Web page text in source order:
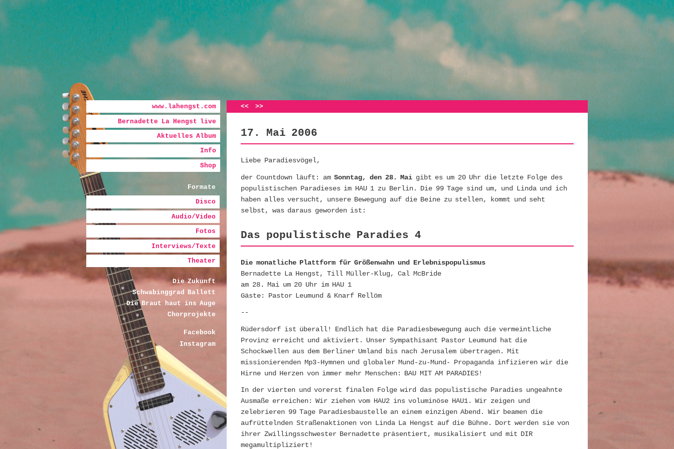
Bernadette
La Hengst
Zum Inhalt wechseln
Zum sekundären Inhalt wechseln
www.lahengst.com
Bernadette La Hengst live
Aktuelles Album
Info
Shop
Formate
Disco
Audio/Video
Fotos
Interviews/Texte
Theater
Die Zukunft
Schwabinggrad Ballett
Die Braut haut ins Auge
Chorprojekte
Facebook
Instagram
Artikelnavigation
<< >>
17. Mai 2006
Liebe Paradiesvögel,
der Countdown läuft: amSonntag, den 28. Mai gibt es um 20 Uhr die letzte Folge des
populistischen Paradieses im HAU 1 zu Berlin. Die 99 Tage sind um, und Linda und ich
haben alles versucht, unsere Bewegung auf die Beine zu stellen, kommt und seht
selbst, was daraus geworden ist:
Das populistische Paradies 4
Die monatliche Plattform für Größenwahn und Erlebnispopulismus
Bernadette La Hengst, Till Müller-Klug, Cal McBride
am 28. Mai um 20 Uhr im HAU 1
Gäste: Pastor Leumund & Knarf Rellöm
--
Rüdersdorf ist überall! Endlich hat die Paradiesbewegung auch die vermeintliche
Provinz erreicht und aktiviert. Unser Sympathisant Pastor Leumund hat die
Schockwellen aus dem Berliner Umland bis nach Jerusalem übertragen. Mit
missionierenden Mp3-Hymnen und globaler Mund-zu-Mund- Propaganda infizieren wir die
Hirne und Herzen von immer mehr Menschen: BAU MIT AM PARADIES!
In der vierten und vorerst finalen Folge wird das populistische Paradies ungeahnte
Ausmaße erreichen: Wir ziehen vom HAU2 ins voluminöse HAU1. Wir zeigen und
zelebrieren 99 Tage Paradiesbaustelle an einem einzigen Abend. Wir beamen die
aufrüttelnden Straßenaktionen von Linda La Hengst auf die Bühne. Dort werden sie von
ihrer Zwillingsschwester Bernadette präsentiert, musikalisiert und mit DIR
megamultipliziert!